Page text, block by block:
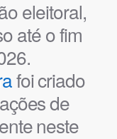
eleitoral,
até o fim
foi criado
de
neste